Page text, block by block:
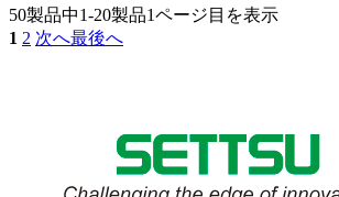
50製品中1-20製品1ページ目を表示
1 2 次へ最後へ